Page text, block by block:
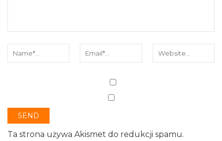
Ta strona używa Akismet do redukcji spamu.